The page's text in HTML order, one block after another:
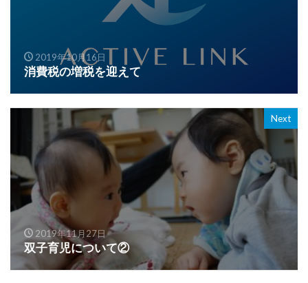
2019年10月16日
消費税の増税を迎えて
Next
2019年11月27日
双子育児について②